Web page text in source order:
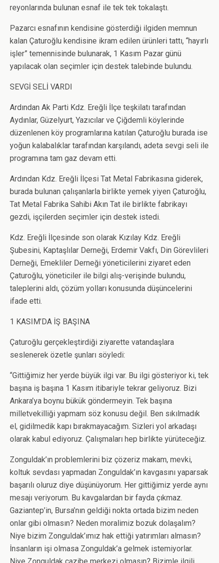
reyonlarında bulunan esnaf ile tek tek tokalaştı.
Pazarcı esnafının kendisine gösterdiği ilgiden memnun
kalan Çaturoğlu kendisine ikram edilen ürünleri tattı, “hayırlı
işler” temennisinde bulunarak, 1 Kasım Pazar günü
yapılacak olan seçimler için destek talebinde bulundu.
SEVGİ SELİ VARDI
Ardından Ak Parti Kdz. Ereğli İlçe teşkilatı tarafından
Aydınlar, Güzelyurt, Yazıcılar ve Çiğdemli köylerinde
düzenlenen köy programlarına katılan Çaturoğlu burada ise
yoğun kalabalıklar tarafından karşılandı, adeta sevgi seli ile
programına tam gaz devam etti.
Ardından Kdz. Ereğli İlçesi Tat Metal Fabrikasına giderek,
burada bulunan çalışanlarla birlikte yemek yiyen Çaturoğlu,
Tat Metal Fabrika Sahibi Akın Tat ile birlikte fabrikayı
gezdi, işçilerden seçimler için destek istedi.
Kdz. Ereğli İlçesinde son olarak Kızılay Kdz. Ereğli
Şubesini, Kaptaşlılar Derneği, Erdemir Vakfı, Din Görevlileri
Derneği, Emekliler Derneği yöneticilerini ziyaret eden
Çaturoğlu, yöneticiler ile bilgi alış-verişinde bulundu,
taleplerini aldı, çözüm yolları konusunda düşüncelerini
ifade etti.
1 KASIM’DA İŞ BAŞINA
Çaturoğlu gerçekleştirdiği ziyarette vatandaşlara
seslenerek özetle şunları söyledi:
“Gittiğimiz her yerde büyük ilgi var. Bu ilgi gösteriyor ki, tek
başına iş başına 1 Kasım itibariyle tekrar geliyoruz. Bizi
Ankara’ya boynu bükük göndermeyin. Tek başına
milletvekilliği yapmam söz konusu değil. Ben sıkılmadık
el, gidilmedik kapı bırakmayacağım. Sizleri yol arkadaşı
olarak kabul ediyoruz. Çalışmaları hep birlikte yürüteceğiz.
Zonguldak’ın problemlerini biz çözeriz makam, mevki,
koltuk sevdası yapmadan Zonguldak’ın kavgasını yaparsak
başarılı oluruz diye düşünüyorum. Her gittiğimiz yerde aynı
mesajı veriyorum. Bu kavgalardan bir fayda çıkmaz.
Gaziantep’in, Bursa’nın geldiği nokta ortada bizim neden
onlar gibi olmasın? Neden moralimiz bozuk dolaşalım?
Niye bizim Zonguldak’ımız hak ettiği yatırımları almasın?
İnsanların işi olmasa Zonguldak’a gelmek istemiyorlar.